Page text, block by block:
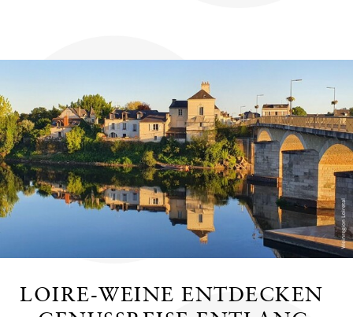
LOIRE-WEINE ENTDECKEN